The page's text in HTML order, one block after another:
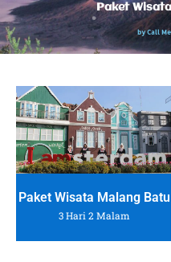
Paket
by Call
Paket Wisata Malang Batu
3 Hari 2 Malam